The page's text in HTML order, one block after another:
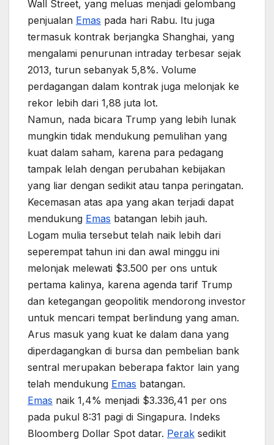
Wall Street, yang meluas menjadi gelombang
penjualan Emas pada hari Rabu. Itu juga
termasuk kontrak berjangka Shanghai, yang
mengalami penurunan intraday terbesar sejak
2013, turun sebanyak 5,8%. Volume
perdagangan dalam kontrak juga melonjak ke
rekor lebih dari 1,88 juta lot.
Namun, nada bicara Trump yang lebih lunak
mungkin tidak mendukung pemulihan yang
kuat dalam saham, karena para pedagang
tampak lelah dengan perubahan kebijakan
yang liar dengan sedikit atau tanpa peringatan.
Kecemasan atas apa yang akan terjadi dapat
mendukung Emas batangan lebih jauh.
Logam mulia tersebut telah naik lebih dari
seperempat tahun ini dan awal minggu ini
melonjak melewati $3.500 per ons untuk
pertama kalinya, karena agenda tarif Trump
dan ketegangan geopolitik mendorong investor
untuk mencari tempat berlindung yang aman.
Arus masuk yang kuat ke dalam dana yang
diperdagangkan di bursa dan pembelian bank
sentral merupakan beberapa faktor lain yang
telah mendukung Emas batangan.
Emas naik 1,4% menjadi $3.336,41 per ons
pada pukul 8:31 pagi di Singapura. Indeks
Bloomberg Dollar Spot datar. Perak sedikit